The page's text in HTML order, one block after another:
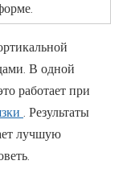
В одной
работает при
. Результаты
лучшую